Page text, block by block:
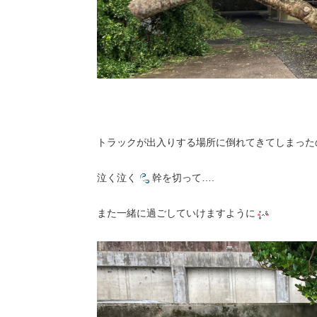
トラックが出入りする場所に倒れてきてしまっ
泣く泣く 幹を切って….
また一緒に過ごしていけますように